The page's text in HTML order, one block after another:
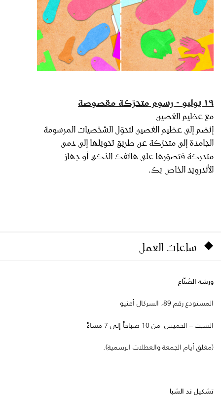
١٩ يوليو - رسوم متحرّكة مقصوصة
مع عظيم الغصين
إنضم إلى عظيم الغصين لتحوّل الشخصيات المرسومة
الجامدة إلى متحرّكة عن طريق تحويلها إلى دمى
متحركة فتصوّرها على هاتفك الذكي أو جهاز
الأندرويد الخاص بك.
ساعات العمل
ورشة الصُنّاع
المستودع رقم 89، السركال أفنيو
السبت – الخميس من 10 صباحاً إلى 7 مساءً
(مغلق أيام الجمعة والعطلات الرسمية).
تشكيل ند الشبا